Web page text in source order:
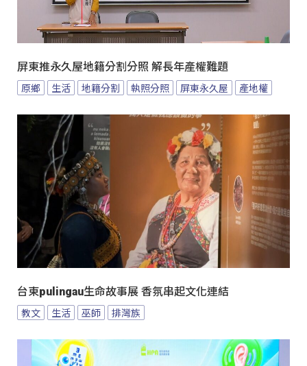
屏東推永久屋地籍分割分照 解長年產權難題
原鄉 生活 地籍分割 執照分照 屏東永久屋 產地權
台東pulingau生命故事展 香氛串起文化連結
教文 生活 巫師 排灣族